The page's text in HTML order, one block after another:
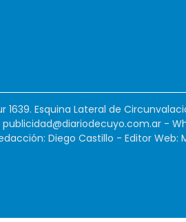
1639. Esquina Lateral de
publicidad@diariodecuyo.com.ar -
Diego Castillo - Editor Web: